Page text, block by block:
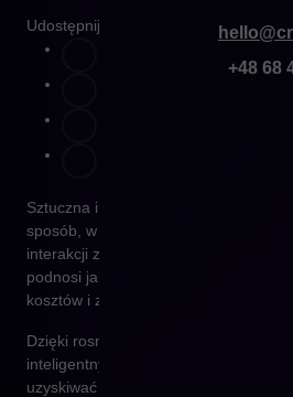
+48 68
Udostępnij
Sztuczna inteligencja (
sposób, w jaki firmy obsługują swoich
interakcji za pomocą chatbotów i
podnosi jakość obsługi, ale także
kosztów i zwiększenie satysfakcji
Dzięki rosnącej popularności
inteligentnych systemów
uzyskiwać informacje, składać